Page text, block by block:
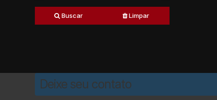
Buscar Limpar
Deixe seu contato